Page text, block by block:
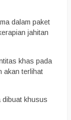
dalam paket
jahitan
khas pada
akan terlihat
dibuat khusus